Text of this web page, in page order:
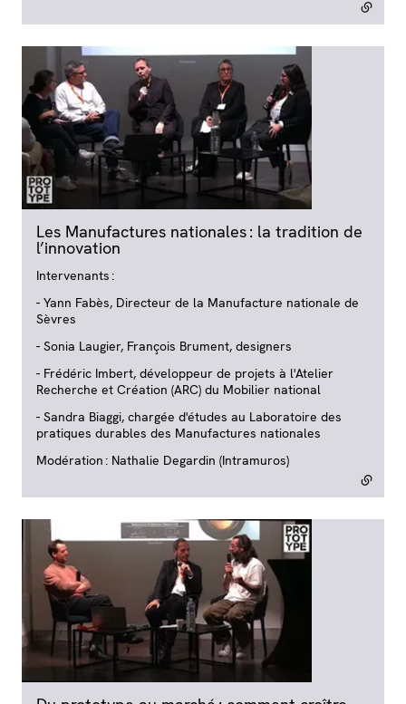
Les Manufactures nationales : la tradition de
l’innovation
Intervenants :
- Yann Fabès, Directeur de la Manufacture nationale de
Sèvres
- Sonia Laugier, François Brument, designers
- Frédéric Imbert, développeur de projets à l'Atelier
Recherche et Création (ARC) du Mobilier national
- Sandra Biaggi, chargée d'études au Laboratoire des
pratiques durables des Manufactures nationales
Modération : Nathalie Degardin (Intramuros)